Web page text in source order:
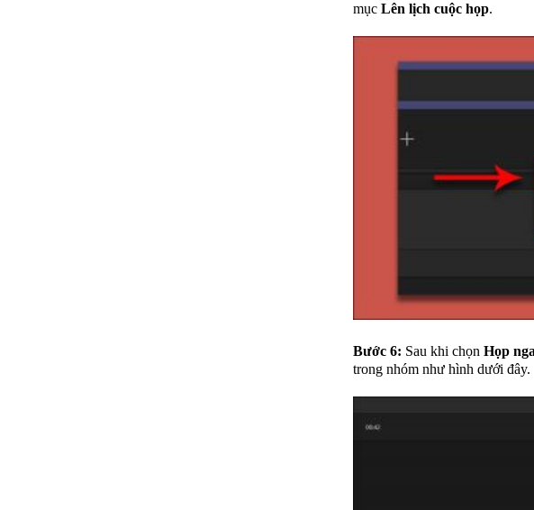
mục Lên lịch cuộc họp.
Bước 6: Sau khi chọn Họp
trong nhóm như hình dưới đây.